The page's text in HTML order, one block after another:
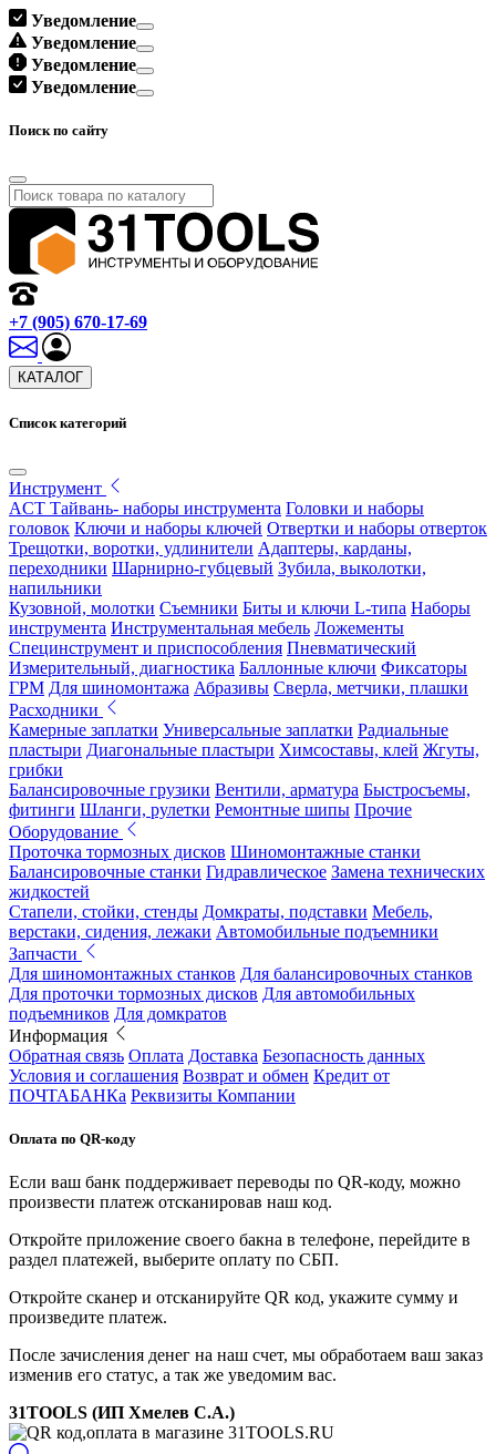
Уведомление
Уведомление
Уведомление
Уведомление
Поиск по сайту
+7 (905) 670-17-69
КАТАЛОГ
Список категорий
Инструмент
ACT Тайвань- наборы инструмента Головки и наборы
головок Ключи и наборы ключей Отвертки и наборы отверток
Трещотки, воротки, удлинители Адаптеры, карданы,
переходники Шарнирно-губцевый Зубила, выколотки,
напильники
Кузовной, молотки Съемники Биты и ключи L-типа Наборы
инструмента Инструментальная мебель Ложементы
Специнструмент и приспособления Пневматический
Измерительный, диагностика Баллонные ключи Фиксаторы
ГРМ Для шиномонтажа Абразивы Сверла, метчики, плашки
Расходники
Камерные заплатки Универсальные заплатки Радиальные
пластыри Диагональные пластыри Химсоставы, клей Жгуты,
грибки
Балансировочные грузики Вентили, арматура Быстросъемы,
фитинги Шланги, рулетки Ремонтные шипы Прочие
Оборудование
Проточка тормозных дисков Шиномонтажные станки
Балансировочные станки Гидравлическое Замена технических
жидкостей
Стапели, стойки, стенды Домкраты, подставки Мебель,
верстаки, сидения, лежаки Автомобильные подъемники
Запчасти
Для шиномонтажных станков Для балансировочных станков
Для проточки тормозных дисков Для автомобильных
подъемников Для домкратов
Информация
Обратная связь Оплата Доставка Безопасность данных
Условия и соглашения Возврат и обмен Кредит от
ПОЧТАБАНКа Реквизиты Компании
Оплата по QR-коду
Если ваш банк поддерживает переводы по QR-коду, можно
произвести платеж отсканировав наш код.
Откройте приложение своего бакна в телефоне, перейдите в
раздел платежей, выберите оплату по СБП.
Откройте сканер и отсканируйте QR код, укажите сумму и
произведите платеж.
После зачисления денег на наш счет, мы обработаем ваш заказ
изменив его статус, а так же уведомим вас.
31TOOLS (ИП Хмелев С.А.)